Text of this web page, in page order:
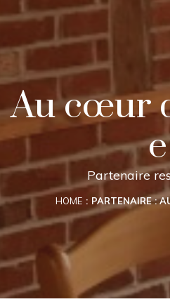
Au cœur
e
Partenaire
HOME PARTENAIRE :